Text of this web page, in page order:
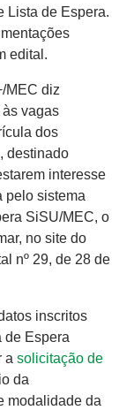
Lista de Espera.
edital.
MEC diz
vagas
dos
destinado
interesse
pelo sistema
SiSU/MEC, o
no site do
nº 29, de 28 de
inscritos
de Espera
a solicitação de
da
modalidade da